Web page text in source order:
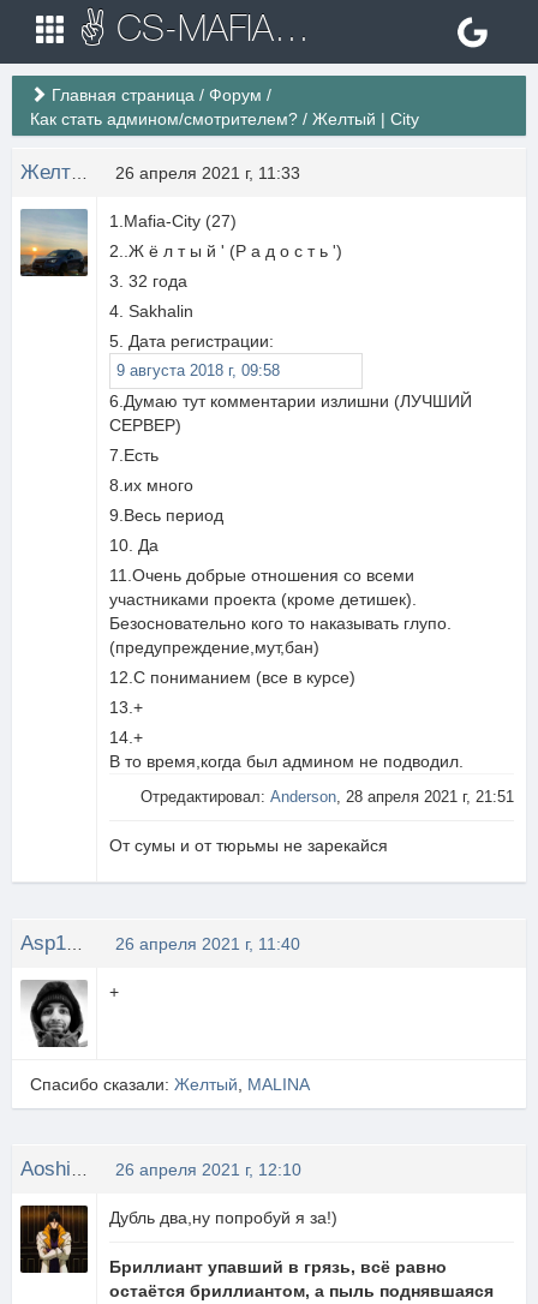
✌ CS-MAFIA.RU ✌ Игровые сервера Counter Strike 1.6
Главная страница / Форум /
Как стать админом/смотрителем? / Желтый | City
26 апреля 2021 г, 11:33
1.Mafia-City (27)
2..Ж ё л т ы й ' (Р а д о с т ь ')
3. 32 года
4. Sakhalin
5. Дата регистрации:
9 августа 2018 г, 09:58
6.Думаю тут комментарии излишни (ЛУЧШИЙ
СЕРВЕР)
7.Есть
8.их много
9.Весь период
10. Да
11.Очень добрые отношения со всеми
участниками проекта (кроме детишек).
Безосновательно кого то наказывать глупо.
(предупреждение,мут,бан)
12.С пониманием (все в курсе)
13.+
14.+
В то время,когда был админом не подводил.
Отредактировал: Anderson, 28 апреля 2021 г, 21:51
От сумы и от тюрьмы не зарекайся
26 апреля 2021 г, 11:40
+
Спасибо сказали: Желтый MALINA
26 апреля 2021 г, 12:10
Дубль два,ну попробуй я за!)
Бриллиант упавший в грязь, всё равно
остаётся бриллиантом, а пыль поднявшаяся